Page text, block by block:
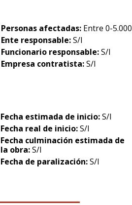
Personas afectadas: Entre 0-5.000
Ente responsable:S/I
Funcionario responsable:S/I
Empresa contratista:S/I
Fecha estimada de inicio:S/I
Fecha real de inicio:S/I
Fecha culminación estimada de
la obra:S/I
Fecha de paralización:S/I